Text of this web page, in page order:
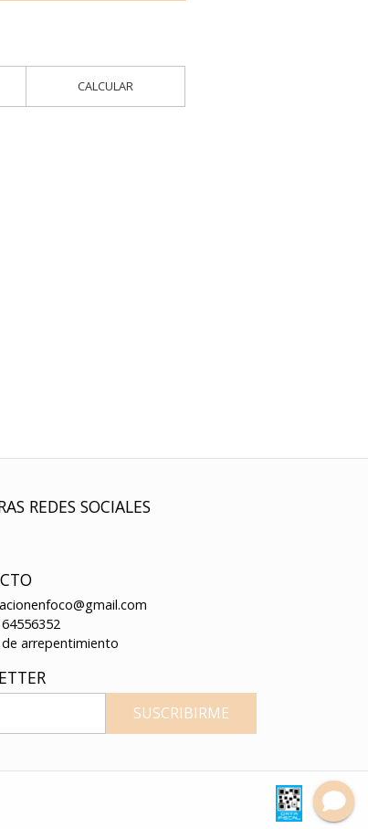
CALCULAR
REDES SOCIALES
arrepentimiento
SUSCRIBIRME